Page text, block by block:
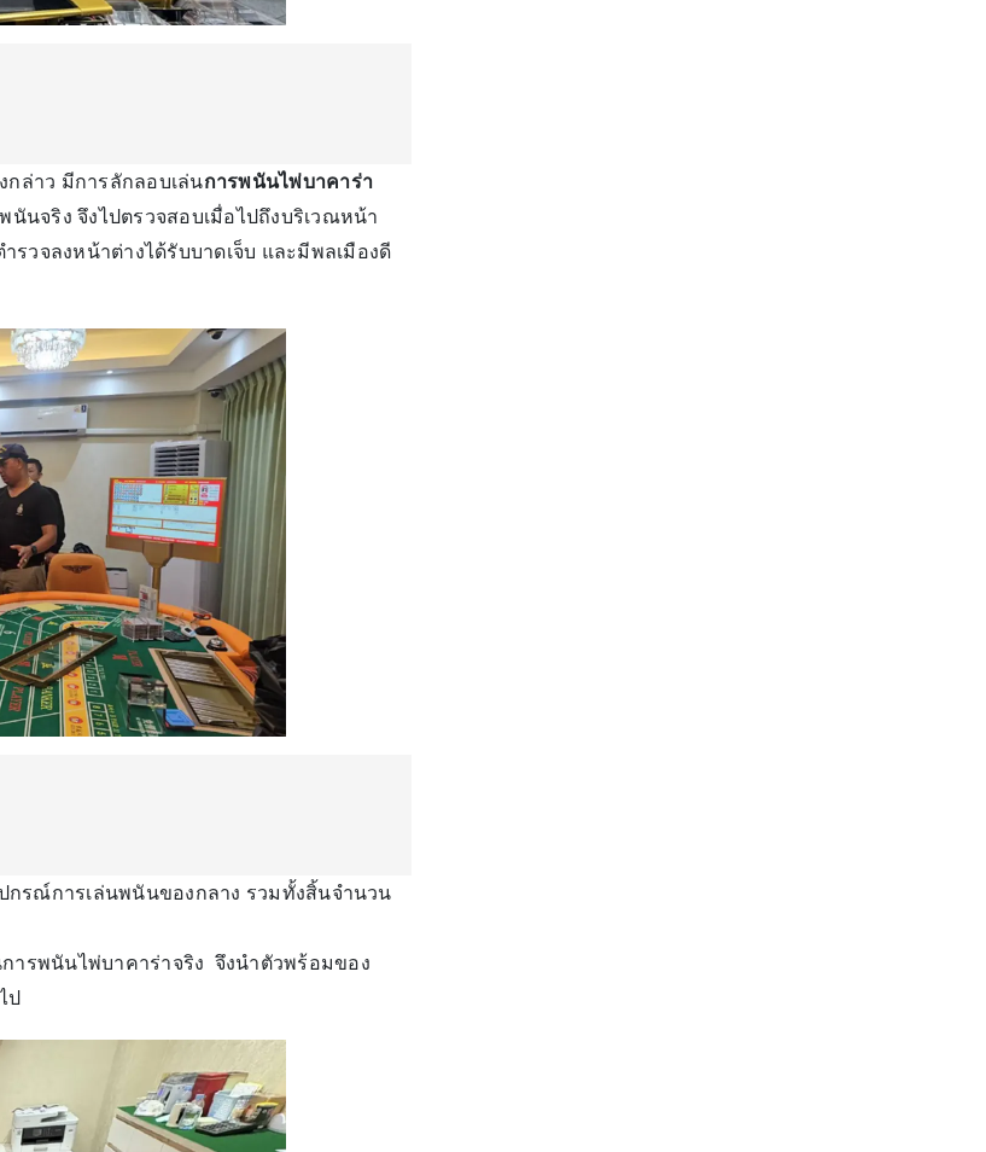
กล่าว มีการลักลอบเล่นการพนันไพ่บาคาร่า
นจริง จึงไปตรวจสอบเมื่อไปถึงบริเวณหน้า
วจลงหน้าต่างได้รับบาดเจ็บ และมีพลเมืองดี
กรณ์การเล่นพนันของกลาง รวมทั้งสิ้นจำนวน
ารพนันไพ่บาคาร่าจริง จึงนำตัวพร้อมของ
ป